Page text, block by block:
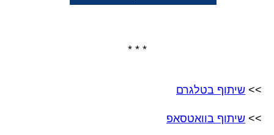
* * *
>> שיתוף בטלגרם
>> שיתוף בוואטסאפ